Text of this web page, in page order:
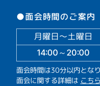
●面会時間のご案内
月曜日～土曜日
14:00～20:00
面会時間は30分以内となり
面会に関する詳細は こちら